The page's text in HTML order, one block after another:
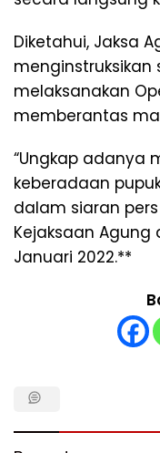
Diketahui, Jaksa
menginstruksikan
melaksanakan
memberantas
“Ungkap adanya
keberadaan
dalam siaran
Kejaksaan
Januari 2022.**